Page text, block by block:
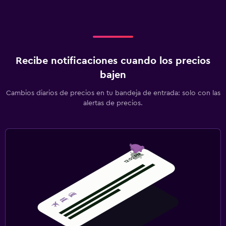
Recibe notificaciones cuando los precios
bajen
Cambios diarios de precios en tu bandeja de entrada: solo con las
alertas de precios.